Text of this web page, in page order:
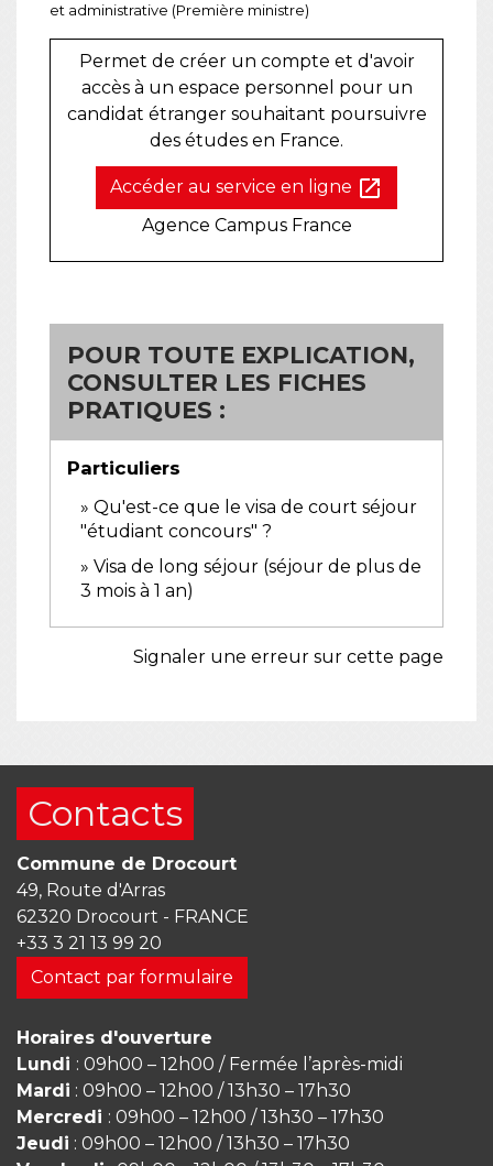
et administrative (Première ministre)
Permet de créer un compte et d'avoir
accès à un espace personnel pour un
candidat étranger souhaitant poursuivre
des études en France.
Accéder au service en ligne open_in_new
Agence Campus France
POUR TOUTE EXPLICATION,
CONSULTER LES FICHES
PRATIQUES :
Particuliers
Qu'est-ce que le visa de court séjour
"étudiant concours" ?
Visa de long séjour (séjour de plus de
3 mois à 1 an)
Signaler une erreur sur cette page
Contacts
Commune de Drocourt
49, Route d'Arras
62320 Drocourt - FRANCE
+33 3 21 13 99 20
Contact par formulaire
Horaires d'ouverture
Lundi : 09h00 – 12h00 / Fermée l’après-midi
Mardi : 09h00 – 12h00 / 13h30 – 17h30
Mercredi : 09h00 – 12h00 / 13h30 – 17h30
Jeudi : 09h00 – 12h00 / 13h30 – 17h30